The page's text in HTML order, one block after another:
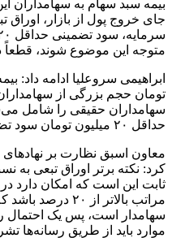
بیمه سبد سهام به سهامداران
جای خروج پول از بازار، اوراق
متوجه این موضوع شوند، قطعاً
سهامداران حقیقی را شامل
حداقل ۲۰ میلیون تومان سود تضمینی خواهند داشت.
معاون اسبق نظارت بر
کرد: نکته برتر اوراق تبعی به
ثابت این است که امکان دارد
مراتب بالاتر از
سهامدار است، پس یک احتمال
موارد باید از طریق رسانه‌ها